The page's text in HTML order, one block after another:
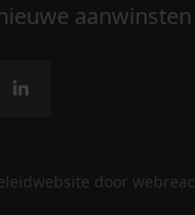
website door